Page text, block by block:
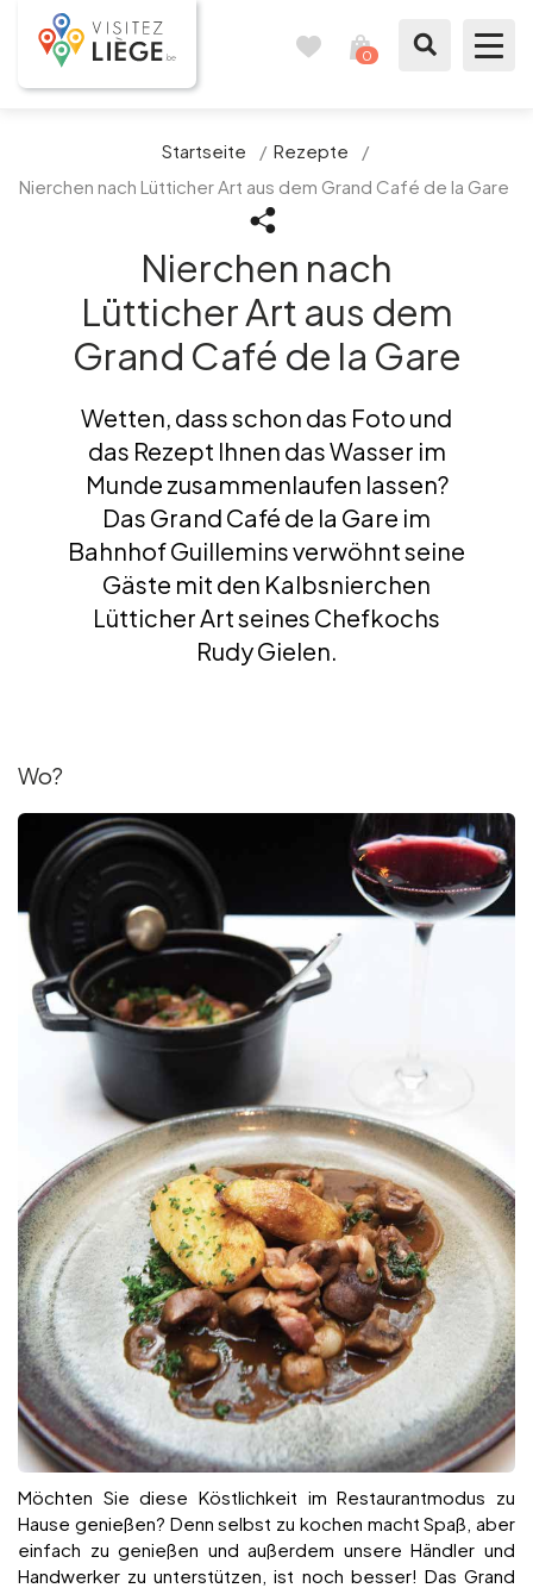
0
Wie ein Bürger von Lüttich
Meinen Aufenthalt vorbereiten
Unsere Vorschläge
Folgen Sie uns
Gruppen und Reiseveranstalter
FR EN NL DE
Startseite / Rezepte
/
Nierchen nach Lütticher Art aus dem Grand Café de la Gare
Nierchen nach
Lütticher Art aus dem
Grand Café de la Gare
Wetten, dass schon das Foto und
das Rezept Ihnen das Wasser im
Munde zusammenlaufen lassen?
Das Grand Café de la Gare im
Bahnhof Guillemins verwöhnt seine
Gäste mit den Kalbsnierchen
Lütticher Art seines Chefkochs
Rudy Gielen.
Wo?
Möchten Sie diese Köstlichkeit im Restaurantmodus zu
Hause genießen? Denn selbst zu kochen macht Spaß, aber
einfach zu genießen und außerdem unsere Händler und
Handwerker zu unterstützen, ist noch besser! Das Grand